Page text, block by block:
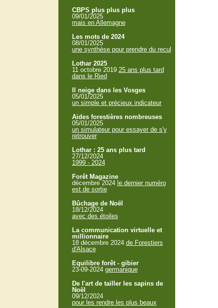
CBPS plus plus plus
09/01/2025
mais en Allemagne
Les mots de 2024
08/01/2025
une synthèse pour prendre du recul
Lothar 2025
11 octobre 2019 25 ans plus tard
dans le Ried
Il neige dans les Vosges
05/01/2025
un simple et précieux indicateur
Aides forestières nombreuses
05/01/2025
un simulateur pour essayer de s'y
retrouver
Lothar : 25 ans plus tard
27/12/2024
1999 - 2024
Forêt Magazine
décembre 2024 le dernier numéro
est de sortie
Bûchage de Noël
18/12/2024
avec des étoiles
La communication virtuelle et
millionnaire
18 décembre 2024 de Forestiers
d'Alsace
Equilibre forêt - gibier
23-09-2024 germanique
De l'art de tailler les sapins de
Noël
09/12/2024
pour les rendre les plus beaux